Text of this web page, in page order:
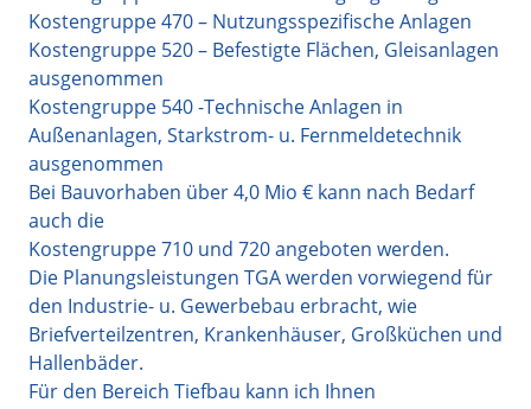
Kostengruppe 470 – Nutzungsspezifische Anlagen
Kostengruppe 520 – Befestigte Flächen, Gleisanlagen
ausgenommen
Kostengruppe 540 -Technische Anlagen in
Außenanlagen, Starkstrom- u. Fernmeldetechnik
ausgenommen
Bei Bauvorhaben über 4,0 Mio € kann nach Bedarf
auch die
Kostengruppe 710 und 720 angeboten werden.
Die Planungsleistungen TGA werden vorwiegend für
den Industrie- u. Gewerbebau erbracht, wie
Briefverteilzentren, Krankenhäuser, Großküchen und
Hallenbäder.
Für den Bereich Tiefbau kann ich Ihnen